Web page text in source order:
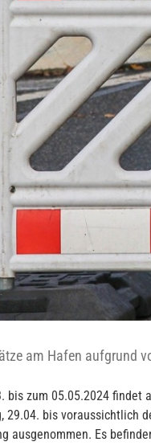
am Hafen aufgrund
bis zum 05.05.2024 findet
29.04. bis voraussichtlich
ausgenommen. Es